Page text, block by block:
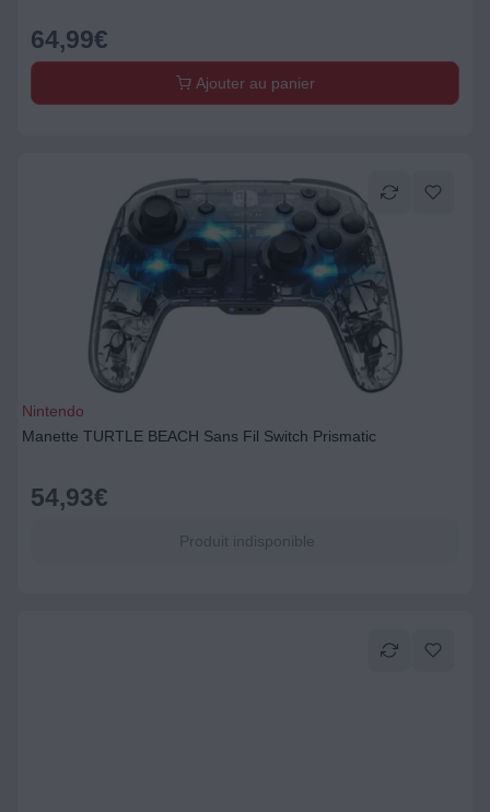
64,99€
Ajouter au panier
Nintendo
Manette TURTLE BEACH Sans Fil Switch Prismatic
54,93€
Produit indisponible